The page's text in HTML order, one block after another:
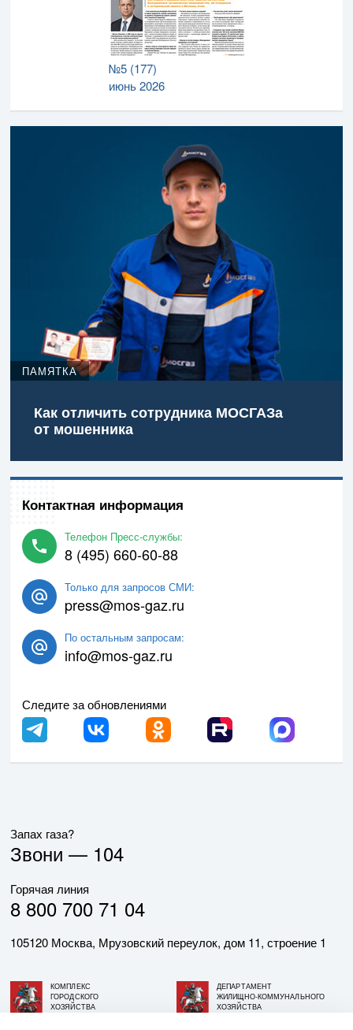
№5 (177)
июнь 2026
ПАМЯТКА
Как отличить сотрудника МОСГАЗа
от мошенника
Контактная информация
Телефон Пресс-службы:
8 (495) 660-60-88
Только для запросов СМИ:
press@mos-gaz.ru
По остальным запросам:
info@mos-gaz.ru
Следите за обновлениями
Запах газа?
Звони — 104
Горячая линия
8 800 700 71 04
105120 Москва, Мрузовский переулок, дом 11, строение 1
КОМПЛЕКС
ГОРОДСКОГО
ХОЗЯЙСТВА
ДЕПАРТАМЕНТ
ЖИЛИЩНО-КОММУНАЛЬНОГО
ХОЗЯЙСТВА